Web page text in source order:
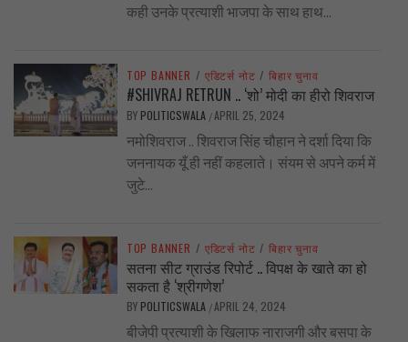
कही उनके प्रत्याशी भाजपा के साथ हाथ...
TOP BANNER / एडिटर्स नोट / बिहार चुनाव
#SHIVRAJ RETRUN .. ‘शो’ मोदी का हीरो शिवराज
BY POLITICSWALA /APRIL 25, 2024
नमोशिवराज .. शिवराज सिंह चौहान ने दर्शा दिया कि
जननायक यूँ ही नहीं कहलाते। संयम से अपने कर्म में
जुटे...
TOP BANNER / एडिटर्स नोट / बिहार चुनाव
सतना सीट ग्राउंड रिपोर्ट .. विपक्ष के खाते का हो
सकता है ‘श्रीगणेश’
BY POLITICSWALA /APRIL 24, 2024
बीजेपी प्रत्याशी के खिलाफ नाराजगी और बसपा के